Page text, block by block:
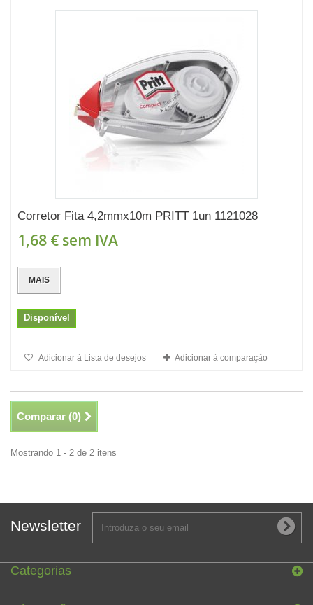
Corretor Fita 4,2mmx10m PRITT 1un 1121028
1,68 € sem IVA
MAIS
Disponível
Adicionar à Lista de desejos Adicionar à comparação
Comparar (0)
Mostrando 1 - 2 de 2 itens
Newsletter
Categorias